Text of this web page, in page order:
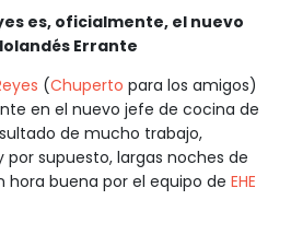
es, oficialmente, el nuevo
Errante
(Chuperto para los amigos)
en el nuevo jefe de cocina de
de mucho trabajo,
por supuesto, largas noches de
hora buena por el equipo de EHE